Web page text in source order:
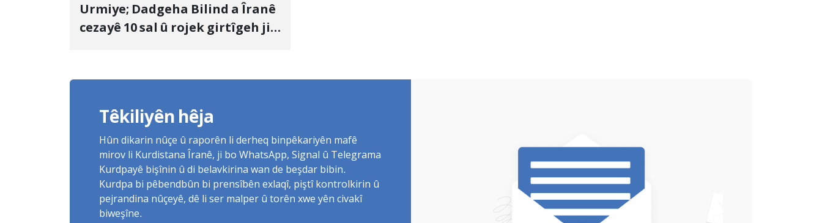
Urmiye; Dadgeha Bilind a Îranê
cezayê 10 sal û rojek girtîgeh ji
Têkiliyên hêja
Hûn dikarin nûçe û raporên li derheq binpêkariyên mafê
mirov li Kurdistana Îranê, ji bo WhatsApp, Signal û Telegrama
Kurdpayê bişînin û di belavkirina wan de beşdar bibin.
Kurdpa bi pêbendbûn bi prensîbên exlaqî, piştî kontrolkirin û
pejrandina nûçeyê, dê li ser malper û torên xwe yên civakî
biweşîne.